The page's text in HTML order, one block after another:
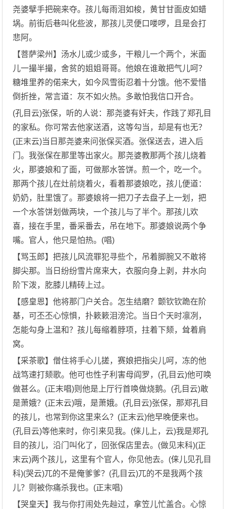
尧婆擘手把碗来夺。孩儿每雨泪如梭，黄甘甘面皮如蜡
埚。前街后巷叫化些波，那孩儿灵便口喽啰，且是会打
悲阿。
【菩萨梁州】汤水儿或少或多，干粮儿一个两个，米面
儿一撮半撮，舍贫的姐姐哥哥。他娘在谁敢把气儿呵？
糖堆里养的偌来大，如今风雪街忍着十分饿。他不爱惜
倒折挫，常言道：灰不如火热。多敢怕我信口开合。
(孔目云)张保，听的人说：那尧婆有奸夫，作践了郑孔目
的家私。你可常去他家送酒，这等勾当，却是有也无？
(正末云)当日那尧婆来问张保买酒。张保送去，进入后
门。我张保在那里等出家火。那尧婆教那两个孩儿烧着
火，那婆娘和了面，可做那水答饼。煎一个，吃一个。
那两个孩儿在灶前烧着火，看着那婆娘吃，孩儿便道：
奶奶，肚里饿了。那婆娘将一把刀子去盘子上一划，把
一个水答饼划做两块，一个孩儿与了半个。那孩儿欢
喜，接在手里，番采番去，吊在地下。那婆娘说两个争
嘴。官人，他只是怕热。(唱)
【骂玉郎】把孩儿风流罪犯寻些个，吊着脚腕又不敢将
脚尖那。当日纷纷雪片席来大，衣服向身上剥，井水向
阶下泼，肐膝儿精砖上过。
【感皇恩】他将那门户关合。怎生结磨？颤钦钦跪在阶
基，可丕丕心惊惧，扑簌簌泪滂沱。当日个天时凛冽，
怎能勾身上温和？孩儿每缩着脖项，拄着下颏，耸着肩
窝。
【采茶歌】僧住将手心儿搓，赛娘把指尖儿呵，冻的他
战笃速打颏歌。他可也性子利害母阎罗，(孔目云)他可唤
做甚么。(正末唱)则他是上厅行首唤做烧鹅。(孔目云)敢
是萧娥？(正末云)哦，是萧娥。(孔目云)张保，那郑孔目
的孩儿，也常到你这里来么？(正末云)他早晚便来也。
(孔目云)等他来时，你引来见我。(俫儿上，云)我是郑孔
目的孩儿，沿门叫化了，回张保店里去。(做见末科)(正
末云)两个孩儿，这里有个官人，你见他去。(俫儿见孔目
科)(哭云)兀的不是俺爹爹？(孔目云)兀的不是我两个孩
儿？则被你痛杀我也。(正末唱)
【哭皇天】我与你打闹处先赸过，拿笠儿忙盖合。心惊